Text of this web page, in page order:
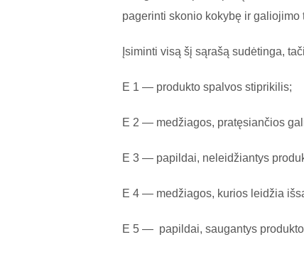
pagerinti skonio kokybę ir galiojimo
Įsiminti visą šį sąrašą sudėtinga,
Е 1 — produkto spalvos stiprikilis;
Е 2 — medžiagos, pratęsiančios
Е 3 — papildai, neleidžiantys
Е 4 — medžiagos, kurios leidžia
Е 5 — papildai, saugantys produkto